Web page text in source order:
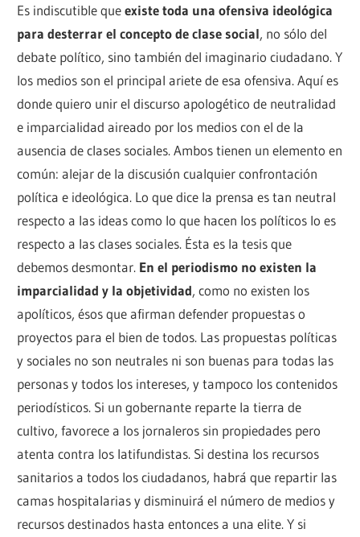
Es indiscutible queexiste toda una ofensiva ideológica
para desterrar el concepto de clase social, no sólo del
debate político, sino también del imaginario ciudadano. Y
los medios son el principal ariete de esa ofensiva. Aquí es
donde quiero unir el discurso apologético de neutralidad
e imparcialidad aireado por los medios con el de la
ausencia de clases sociales. Ambos tienen un elemento en
común: alejar de la discusión cualquier confrontación
política e ideológica. Lo que dice la prensa es tan neutral
respecto a las ideas como lo que hacen los políticos lo es
respecto a las clases sociales. Ésta es la tesis que
debemos desmontar. En el periodismo no existen la
imparcialidad y la objetividad, como no existen los
apolíticos, ésos que afirman defender propuestas o
proyectos para el bien de todos. Las propuestas políticas
y sociales no son neutrales ni son buenas para todas las
personas y todos los intereses, y tampoco los contenidos
periodísticos. Si un gobernante reparte la tierra de
cultivo, favorece a los jornaleros sin propiedades pero
atenta contra los latifundistas. Si destina los recursos
sanitarios a todos los ciudadanos, habrá que repartir las
camas hospitalarias y disminuirá el número de medios y
recursos destinados hasta entonces a una elite. Y si